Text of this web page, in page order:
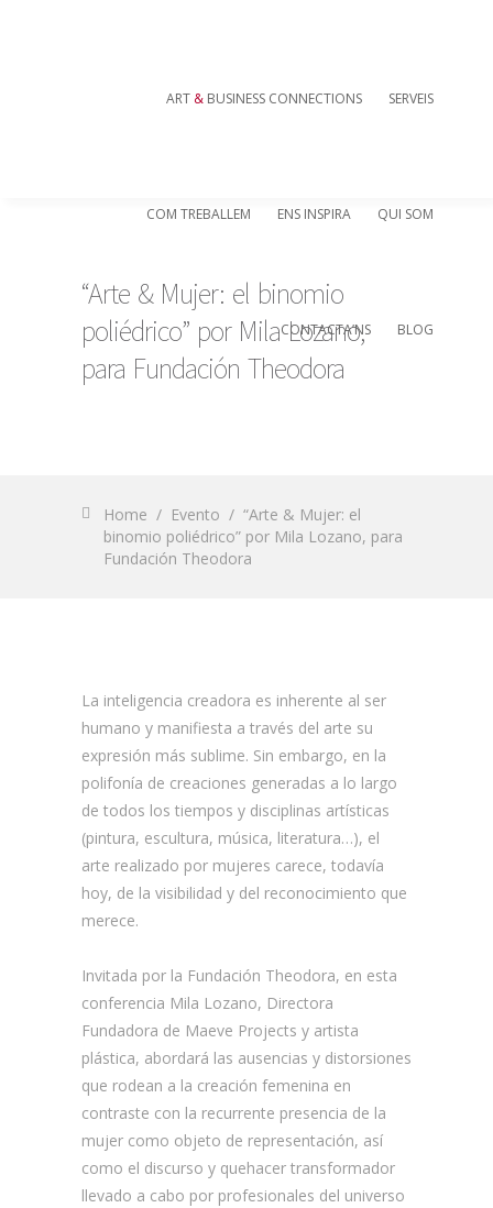
ART & BUSINESS CONNECTIONS SERVEIS
COM TREBALLEM ENS INSPIRA QUI SOM
CONTACTA’NS BLOG
“Arte & Mujer: el binomio
poliédrico” por Mila Lozano,
para Fundación Theodora
Home / Evento / “Arte & Mujer: el
binomio poliédrico” por Mila Lozano, para
Fundación Theodora
La inteligencia creadora es inherente al ser
humano y manifiesta a través del arte su
expresión más sublime. Sin embargo, en la
polifonía de creaciones generadas a lo largo
de todos los tiempos y disciplinas artísticas
(pintura, escultura, música, literatura…), el
arte realizado por mujeres carece, todavía
hoy, de la visibilidad y del reconocimiento que
merece.
Invitada por la Fundación Theodora, en esta
conferencia Mila Lozano, Directora
Fundadora de Maeve Projects y artista
plástica, abordará las ausencias y distorsiones
que rodean a la creación femenina en
contraste con la recurrente presencia de la
mujer como objeto de representación, así
como el discurso y quehacer transformador
llevado a cabo por profesionales del universo